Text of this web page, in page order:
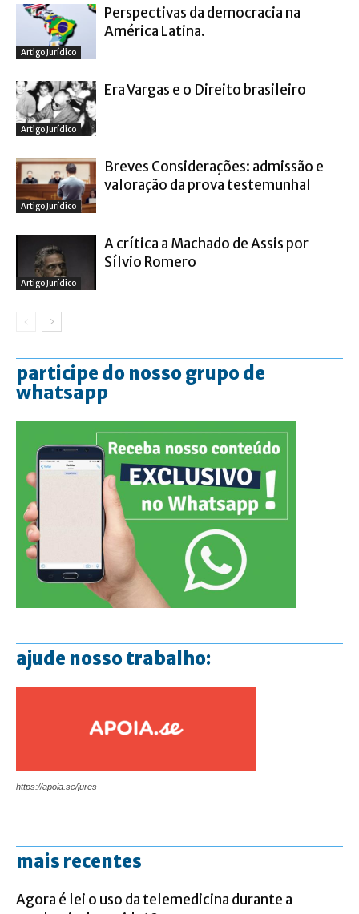
Artigo Jurídico
Perspectivas da democracia na
América Latina.
Artigo Jurídico
Era Vargas e o Direito brasileiro
Artigo Jurídico
Breves Considerações: admissão e
valoração da prova testemunhal
Artigo Jurídico
A crítica a Machado de Assis por
Sílvio Romero
participe do nosso grupo de
whatsapp
ajude nosso trabalho:
https://apoia.se/jures
mais recentes
Agora é lei o uso da telemedicina durante a